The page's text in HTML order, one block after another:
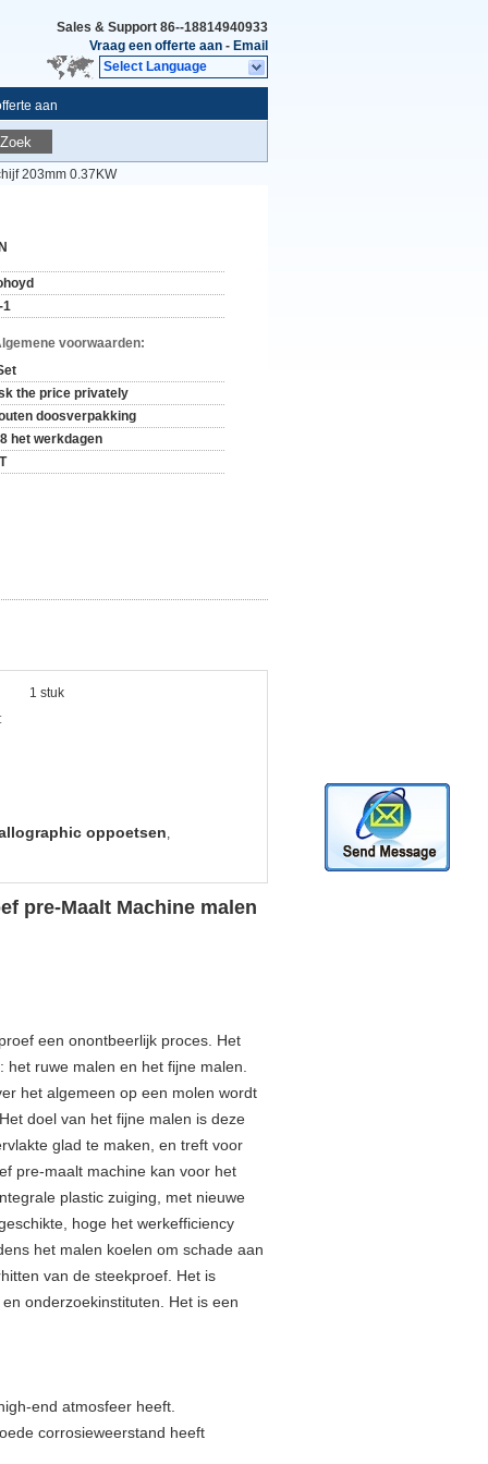
Sales & Support 86--18814940933
Vraag een offerte aan - Email
Select Language
aan
Zoek
203mm 0.37KW
1
voorwaarden:
the price privately
doosverpakking
het werkdagen
1 stuk
oppoetsen,
pre-Maalt Machine malen
een onontbeerlijk proces. Het
ruwe malen en het fijne malen.
het algemeen op een molen wordt
doel van het fijne malen is deze
glad te maken, en treft voor
pre-maalt machine kan voor het
plastic zuiging, met nieuwe
hoge het werkefficiency
het malen koelen om schade aan
van de steekproef. Het is
onderzoekinstituten. Het is een
end atmosfeer heeft.
corrosieweerstand heeft